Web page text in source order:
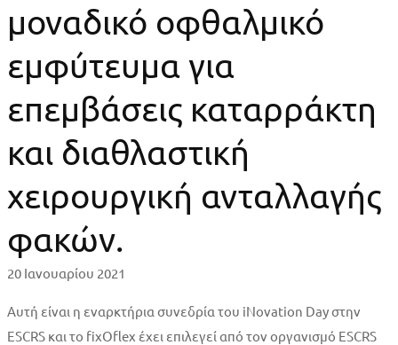
μοναδικό οφθαλμικό
εμφύτευμα για
επεμβάσεις καταρράκτη
και διαθλαστική
χειρουργική ανταλλαγής
φακών.
20 Ιανουαρίου 2021
Αυτή είναι η εναρκτήρια συνεδρία του iNovation Day στην
ESCRS και το fixOflex έχει επιλεγεί από τον οργανισμό ESCRS